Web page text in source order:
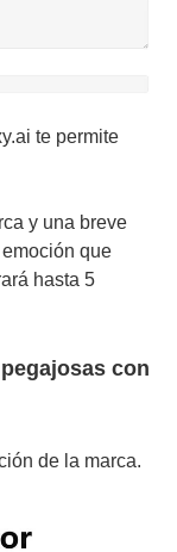
te permite
y una breve
que
hasta 5
con
de la marca.